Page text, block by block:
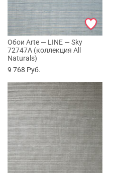
Обои Arte — LINE — Sky
72747A (коллекция All
Naturals)
9 768 Руб.